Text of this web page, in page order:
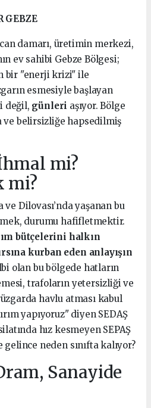
GEBZE
damarı, üretimin merkezi,
ev sahibi Gebze Bölgesi;
bir "enerji krizi" ile
esmesiyle başlayan
değil, günleri aşıyor. Bölge
ve belirsizliğe hapsedilmiş
mi?
mi?
ve Dilovası’nda yaşanan bu
durumu hafifletmektir.
bütçelerini halkın
kurban eden anlayışın
olan bu bölgede hatların
trafoların yetersizliği ve
havlu atması kabul
yapıyoruz" diyen SEDAŞ
hız kesmeyen SEPAŞ
neden sınıfta kalıyor?
Sanayide